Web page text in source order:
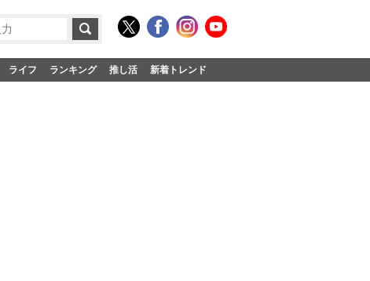
ライフ ランキング 推し活 新着トレンド